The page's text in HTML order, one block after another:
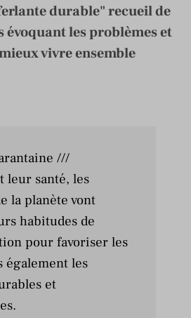
durable" recueil de
évoquant les problèmes et
vivre ensemble
///
leur santé, les
la planète vont
habitudes de
pour favoriser les
également les
et